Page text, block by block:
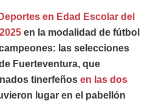
en Edad Escolar del
en la modalidad de fútbol
las selecciones
Fuerteventura, que
tinerfeños en las dos
lugar en el pabellón